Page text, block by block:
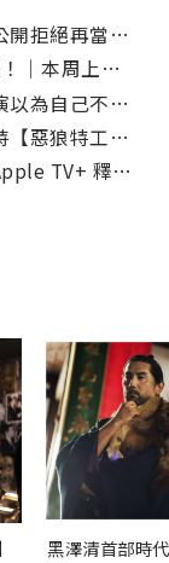
Apple TV+夥伴
電視首播推薦
邀到布萊德彼特
首映避開裘莉
強檔新片片單
黑澤清首部時